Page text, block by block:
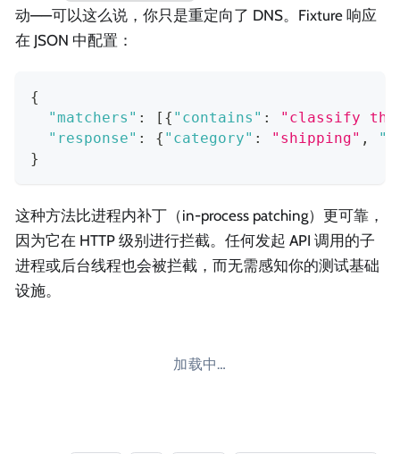
动——可以这么说，你只是重定向了 DNS。Fixture 响应
在 JSON 中配置：
{
"matchers" : [ { "contains" :
"classify
"response" : { "category" : "shipping" ,
}
这种方法比进程内补丁（in-process patching）更可靠，
因为它在 HTTP 级别进行拦截。任何发起 API 调用的子
进程或后台线程也会被拦截，而无需感知你的测试基础
设施。
加载中…